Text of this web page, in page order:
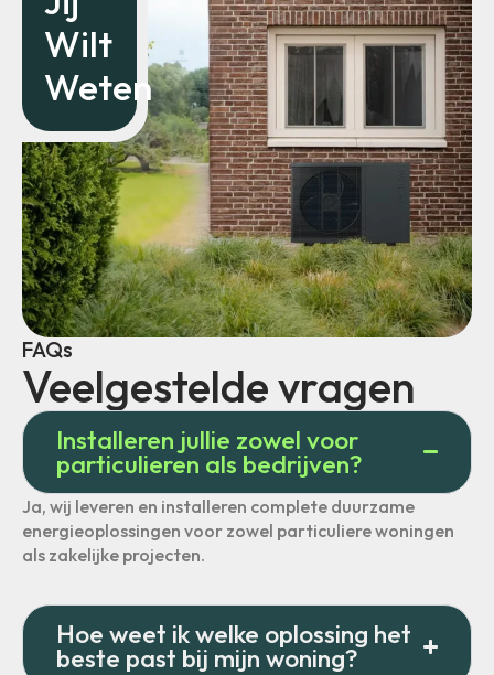
Wilt
Weten
FAQs
Veelgestelde vragen
Installeren jullie zowel voor
particulieren als bedrijven?
Ja, wij leveren en installeren complete duurzame
energieoplossingen voor zowel particuliere woningen
als zakelijke projecten.
Hoe weet ik welke oplossing het
beste past bij mijn woning?